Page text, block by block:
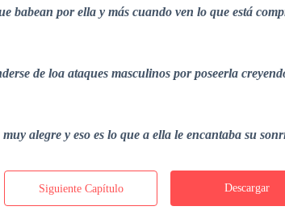
babean por ella y más cuando ven lo que está
de loa ataques masculinos por poseerla
alegre y eso es lo que a ella le encantaba su
Siguiente Capítulo Descargar